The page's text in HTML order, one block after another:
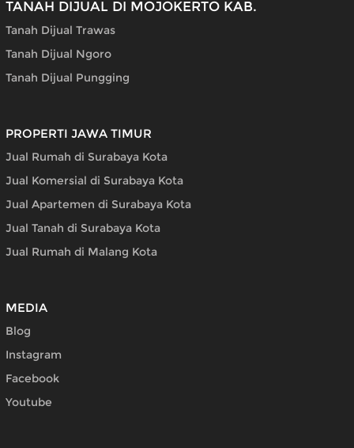
TANAH DIJUAL DI MOJOKERTO KAB.
Tanah Dijual Trawas
Tanah Dijual Ngoro
Tanah Dijual Pungging
PROPERTI JAWA TIMUR
Jual Rumah di Surabaya Kota
Jual Komersial di Surabaya Kota
Jual Apartemen di Surabaya Kota
Jual Tanah di Surabaya Kota
Jual Rumah di Malang Kota
MEDIA
Blog
Instagram
Facebook
Youtube